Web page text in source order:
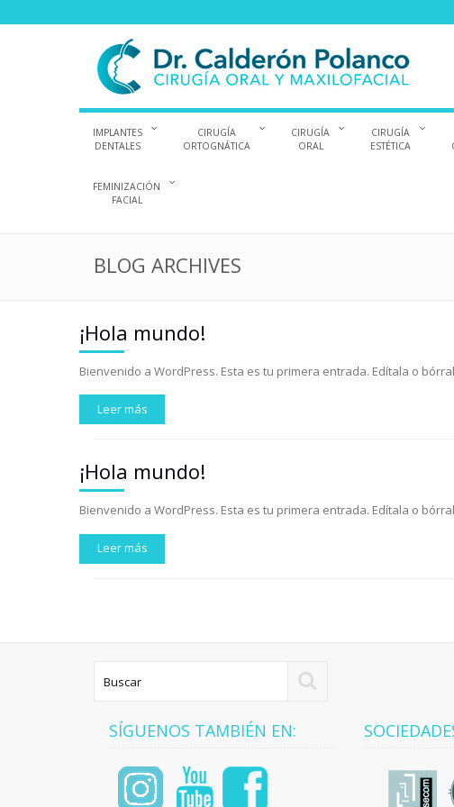
IMPLANTES
DENTALES
CIRUGÍA
ORTOGNÁTICA
CIRUGÍA
ORAL
CIRUGÍA
ESTÉTICA
FEMINIZACIÓN
FACIAL
BLOG ARCHIVES
¡Hola mundo!
Bienvenido a WordPress. Esta es tu primera entrada. Edítala o
Leer más
¡Hola mundo!
Bienvenido a WordPress. Esta es tu primera entrada. Edítala o
Leer más
SÍGUENOS TAMBIÉN EN: